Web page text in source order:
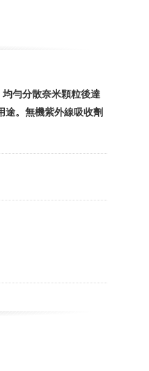
勻分散奈米顆粒後達
途。無機紫外線吸收劑